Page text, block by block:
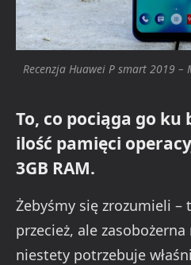
Recenzja Huawei P smart 2019 –
To, co pociąga go
ilość pamięci
3GB RAM.
Żebyśmy się zrozumieli –
przecież, ale
niestety potrzebuje